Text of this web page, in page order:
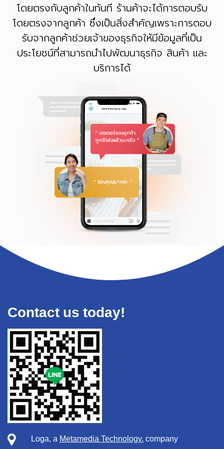
โดยตรงกับลูกค้าในทันที ร้านค้าจะได้การตอบรับ
โดยตรงจากลูกค้า ซึ่งเป็นสิ่งสำคัญเพราะการตอบ
รับจากลูกค้าช่วยเจ้าของธุรกิจให้มีข้อมูลที่เป็น
ประโยชน์ที่สามารถนำไปพัฒนาธุรกิจ สินค้า และ
บริการได้
Contact us today!
Loga, aMetamedia Technology.company